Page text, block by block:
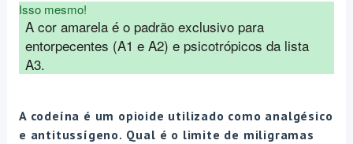
Isso mesmo!
A cor amarela é o padrão exclusivo para
entorpecentes (A1 e A2) e psicotrópicos da lista
A3.
A codeína é um opioide utilizado como analgésico
e antitussígeno. Qual é o limite de miligramas